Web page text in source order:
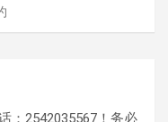
：2542035567！务必